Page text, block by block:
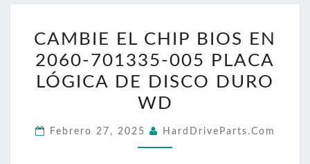
EL
CHIP
BIOS
EN
701335-
CAMBIE EL CHIP BIOS EN
2060-701335-005 PLACA
LÓGICA DE DISCO DURO
WD
Febrero 27, 2025 HardDriveParts.com